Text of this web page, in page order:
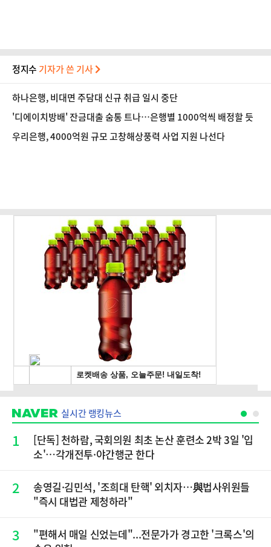
정지수 기자가 쓴 기사
하나은행, 비대면 주담대 신규 취급 일시 중단
'디에이치방배' 잔금대출 숨통 트나…은행별 1000억씩 배정할 듯
우리은행, 4000억원 규모 고창해상풍력 사업 지원 나선다
실시간 랭킹뉴스
1
[단독] 천하람, 국회의원 최초 논산 훈련소 2박 3일 '입
소'…각개전투·야간행군 한다
2
송영길·김민석, '조희대 탄핵' 외치자…與법사위원들
"즉시 대법관 제청하라"
3
"편해서 매일 신었는데"...전문가가 경고한 '크록스'의